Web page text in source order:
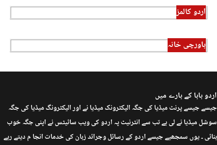
اردو کالمز
باورچی خانہ
اردو بابا کے بارے میں
جیسے جیسے پرنٹ میڈیا کی جگہ الیکٹرونک میڈیا نے اور الیکٹرونگ میڈیا کی جگہ
سوشل میڈیا نے لی ہے تب سے انٹرنیٹ پہ اردو کی ویب سائیٹس نے اپنی جگہ خوب
بنائی ۔ یوں سمجھیے جیسے اردو کے رسائل وجرائد زبان کی خدمات انجا م دیتے رہے